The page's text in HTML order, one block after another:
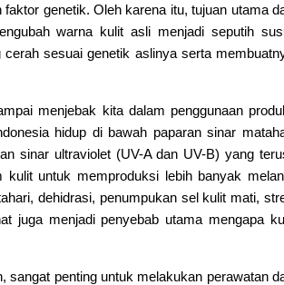
genetik. Oleh karena itu, tujuan utama
warna kulit asli menjadi seputih
sesuai genetik aslinya serta
menjebak kita dalam penggunaan
hidup di bawah paparan sinar
sinar ultraviolet (UV-A dan UV-B) yang
untuk memproduksi lebih banyak
dehidrasi, penumpukan sel kulit mati,
juga menjadi penyebab utama mengapa
penting untuk melakukan perawatan